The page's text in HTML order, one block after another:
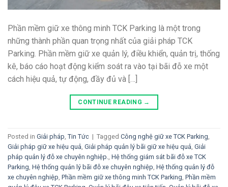
Phần mềm giữ xe thông minh TCK Parking là một trong
những thành phần quan trọng nhất của giải pháp TCK
Parking. Phần mềm giữ xe quản lý, điều khiển, quản trị, thống
kê, báo cáo hoạt động kiểm soát ra vào tại bãi đỗ xe một
cách hiệu quả, tự động, đầy đủ và […]
CONTINUE READING →
Posted in Giải pháp, Tin Tức | Tagged Công nghệ giữ xe TCK Parking,
Giải pháp giữ xe hiệu quả, Giải pháp quản lý bãi giữ xe hiệu quả, Giải
pháp quản lý đỗ xe chuyên nghiệp., Hệ thống giám sát bãi đỗ xe TCK
Parking, Hệ thống quản lý bãi đỗ xe chuyên nghiệp, Hệ thống quản lý đỗ
xe chuyên nghiệp, Phần mềm giữ xe thông minh TCK Parking, Phần mềm